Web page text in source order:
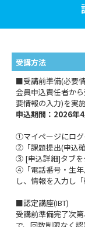
受講方法
■受講前準備(必要
会員申込責任者か
要情報の入力)を実
申込期間：2026年
①マイページにログ
②「課題提出(申込
③ [申込詳細]タブを
④「電話番号・生年
し、情報を入力し
■認定講座(IBT)
受講前準備完了次